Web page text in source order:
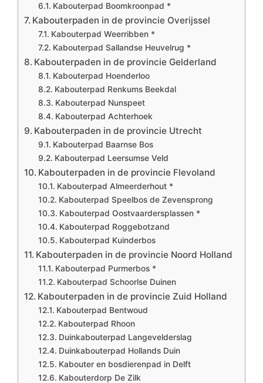
Kabouterpad Boomkroonpad *
Kabouterpaden in de provincie Overijssel
Kabouterpad Weerribben *
Kabouterpad Sallandse Heuvelrug *
Kabouterpaden in de provincie Gelderland
Kabouterpad Hoenderloo
Kabouterpad Renkums Beekdal
Kabouterpad Nunspeet
Kabouterpad Achterhoek
Kabouterpaden in de provincie Utrecht
Kabouterpad Baarnse Bos
Kabouterpad Leersumse Veld
Kabouterpaden in de provincie Flevoland
Kabouterpad Almeerderhout *
Kabouterpad Speelbos de Zevensprong
Kabouterpad Oostvaardersplassen *
Kabouterpad Roggebotzand
Kabouterpad Kuinderbos
Kabouterpaden in de provincie Noord Holland
Kabouterpad Purmerbos *
Kabouterpad Schoorlse Duinen
Kabouterpaden in de provincie Zuid Holland
Kabouterpad Bentwoud
Kabouterpad Rhoon
Duinkabouterpad Langevelderslag
Duinkabouterpad Hollands Duin
Kabouter en bosdierenpad in Delft
Kabouterdorp De Zilk